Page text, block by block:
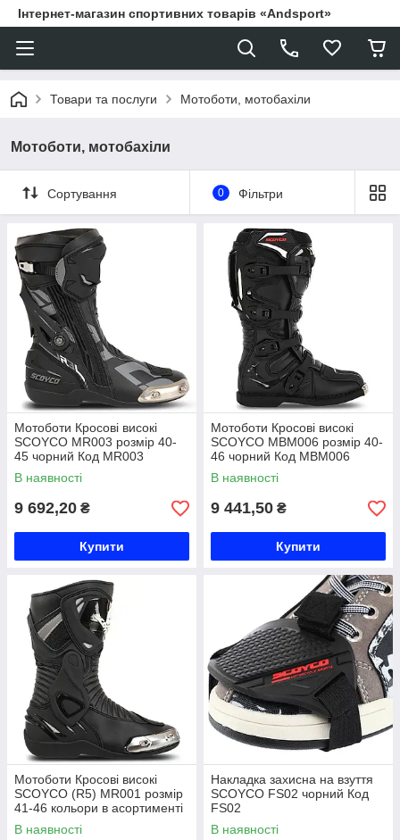
Інтернет-магазин спортивних товарів «Andsport»
Товари та послуги Мотоботи, мотобахіли
Мотоботи, мотобахіли
Сортування 0 Фільтри
Мотоботи Кросові високі
SCOYCO MR003 розмір 40-
45 чорний Код MR003
В наявності
9 692,20 ₴
Купити
Мотоботи Кросові високі
SCOYCO MBM006 розмір 40-
46 чорний Код MBM006
В наявності
9 441,50 ₴
Купити
Мотоботи Кросові високі
SCOYCO (R5) MR001 розмір
41-46 кольори в асортименті
Код MR001
В наявності
Накладка захисна на взуття
SCOYCO FS02 чорний Код
FS02
В наявності